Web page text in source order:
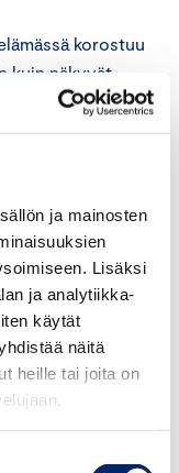
ja mainosten
Lisäksi
ja analytiikka-
käytät
näitä
heille tai joita on
korostuu
kuin näkyvät
ympäri
taas kysymys
osaamisen
erilaiset ihmiset
ja sitä kautta
Pulkkinen